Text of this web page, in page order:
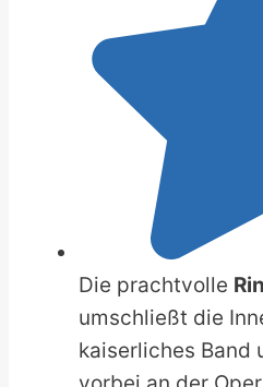
Die prachtvolle
umschließt die
kaiserliches Band